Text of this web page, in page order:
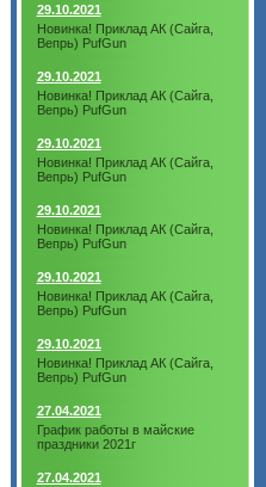
29.10.2021
Новинка! Приклад АК (Сайга,
Вепрь) PufGun
29.10.2021
Новинка! Приклад АК (Сайга,
Вепрь) PufGun
29.10.2021
Новинка! Приклад АК (Сайга,
Вепрь) PufGun
29.10.2021
Новинка! Приклад АК (Сайга,
Вепрь) PufGun
29.10.2021
Новинка! Приклад АК (Сайга,
Вепрь) PufGun
29.10.2021
Новинка! Приклад АК (Сайга,
Вепрь) PufGun
27.04.2021
График работы в майские
праздники 2021г
27.04.2021